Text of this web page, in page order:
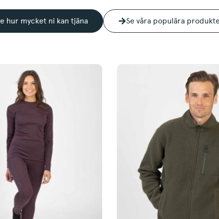
hur mycket ni kan tjäna Se våra populära